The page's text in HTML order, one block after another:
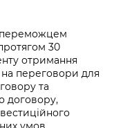
переможцем
30
отримання
переговори для
та
договору,